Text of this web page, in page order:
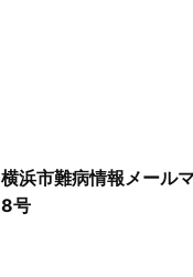
横浜市難病情報メール
8号